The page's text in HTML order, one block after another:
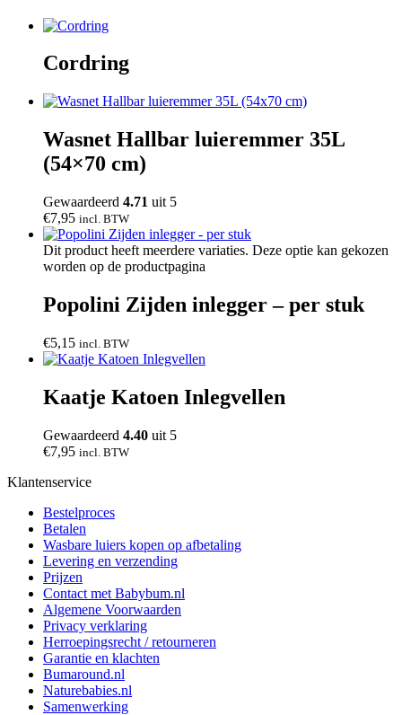
Cordring
Wasnet Hallbar luieremmer 35L
(54×70 cm)
Gewaardeerd 4.71 uit 5
€7,95 incl. BTW
Dit product heeft meerdere variaties. Deze optie kan gekozen
worden op de productpagina
Popolini Zijden inlegger – per stuk
€5,15 incl. BTW
Kaatje Katoen Inlegvellen
Gewaardeerd 4.40 uit 5
€7,95 incl. BTW
Klantenservice
Bestelproces
Betalen
Wasbare luiers kopen op afbetaling
Levering en verzending
Prijzen
Contact met Babybum.nl
Algemene Voorwaarden
Privacy verklaring
Herroepingsrecht / retourneren
Garantie en klachten
Bumaround.nl
Naturebabies.nl
Samenwerking